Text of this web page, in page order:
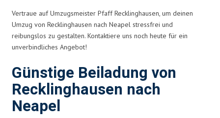
Vertraue auf Umzugsmeister Pfaff Recklinghausen, um deinen
Umzug von Recklinghausen nach Neapel stressfrei und
reibungslos zu gestalten. Kontaktiere uns noch heute für ein
unverbindliches Angebot!
Günstige Beiladung von
Recklinghausen nach
Neapel